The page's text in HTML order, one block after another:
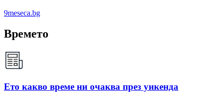
9meseca.bg
Времето
Ето какво време ни очаква през уикенда